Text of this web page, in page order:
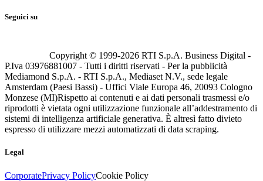
Seguici su
Copyright © 1999-2026 RTI S.p.A. Business Digital -
P.Iva 03976881007 - Tutti i diritti riservati - Per la pubblicità
Mediamond S.p.A. - RTI S.p.A., Mediaset N.V., sede legale
Amsterdam (Paesi Bassi) - Uffici Viale Europa 46, 20093 Cologno
Monzese (MI)Rispetto ai contenuti e ai dati personali trasmessi e/o
riprodotti è vietata ogni utilizzazione funzionale all’addestramento di
sistemi di intelligenza artificiale generativa. È altresì fatto divieto
espresso di utilizzare mezzi automatizzati di data scraping.
Legal
CorporatePrivacy PolicyCookie Policy